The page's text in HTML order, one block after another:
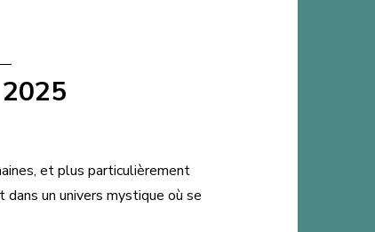
et plus particulièrement
un univers mystique où se